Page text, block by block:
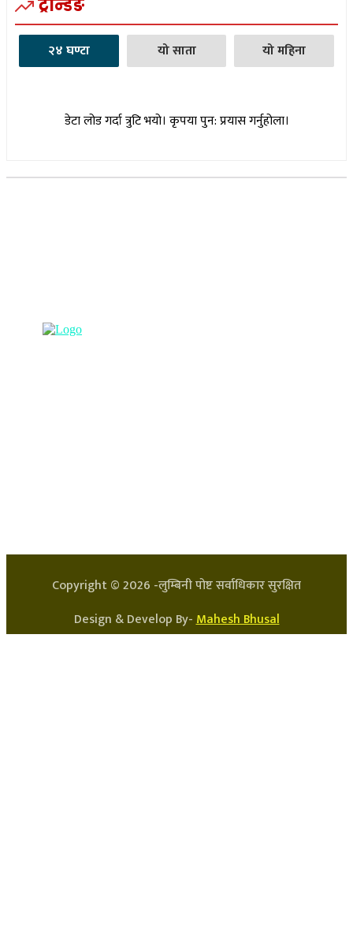
ट्रेन्डिङ
२४ घण्टा यो साता यो महिना
डेटा लोड गर्दा त्रुटि भयो। कृपया पुन: प्रयास गर्नुहोला।
Copyright ©2026 -लुम्बिनी पोष्ट सर्वाधिकार सुरक्षित
Design & Develop By-Mahesh Bhusal